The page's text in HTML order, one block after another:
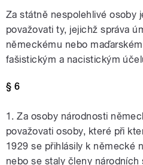
Za státně nespolehlivé osoby
považovati ty, jejichž správa
německému nebo
fašistickým a nacistickým
§ 6
1. Za osoby národnosti
považovati osoby, které při
1929 se přihlásily k německé
nebo se staly členy